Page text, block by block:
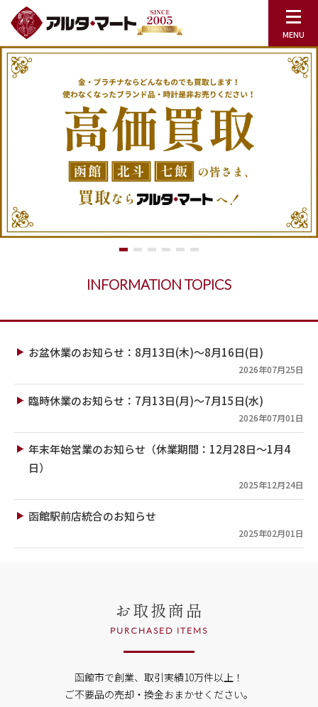
INFORMATION TOPICS
お盆休業のお知らせ：8月13日(木)～8月16日(日)
2026年07月25日
臨時休業のお知らせ：7月13日(月)～7月15日(水)
2026年07月01日
年末年始営業のお知らせ（休業期間：12月28日～1月4
日）
2025年12月24日
函館駅前店統合のお知らせ
2025年02月01日
お取扱商品
PURCHASED ITEMS
函館市で創業、取引実績10万件以上！
ご不要品の売却・換金おまかせください。